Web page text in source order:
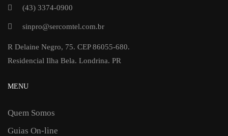
(43) 3374-0900
sinpro@sercomtel.com.br
R Delaine Negro, 75. CEP 86055-680.
Residencial Ilha Bela. Londrina. PR
MENU
Quem Somos
Guias On-line